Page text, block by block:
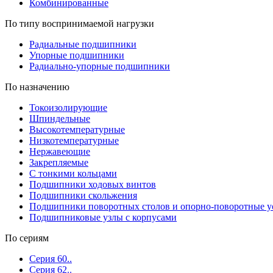
Комбинированные
По типу воспринимаемой нагрузки
Радиальные подшипники
Упорные подшипники
Радиально-упорные подшипники
По назначению
Токоизолирующие
Шпиндельные
Высокотемпературные
Низкотемпературные
Нержавеющие
Закрепляемые
С тонкими кольцами
Подшипники ходовых винтов
Подшипники скольжения
Подшипники поворотных столов и опорно-поворотные
Подшипниковые узлы с корпусами
По сериям
Серия 60..
Серия 62..